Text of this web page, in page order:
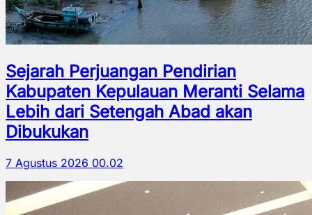
Sejarah Perjuangan Pendirian
Kabupaten Kepulauan Meranti Selama
Lebih dari Setengah Abad akan
Dibukukan
7 Agustus 2026 00.02